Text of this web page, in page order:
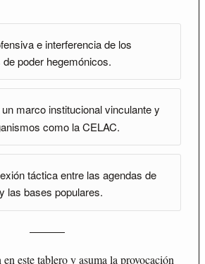
e interferencia de los
poder hegemónicos.
marco institucional vinculante y
como la CELAC.
táctica entre las agendas de
las bases populares.
este tablero y asuma la provocación